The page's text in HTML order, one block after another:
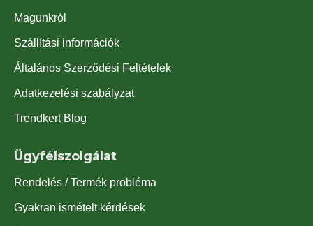
Magunkról
Szállítási információk
Általános Szerződési Feltételek
Adatkezelési szabályzat
Trendkert Blog
Ügyfélszolgálat
Rendelés / Termék probléma
Gyakran ismételt kérdések